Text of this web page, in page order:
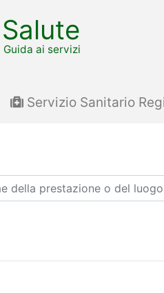
Salute
Guida ai servizi
Servizio Sanitario